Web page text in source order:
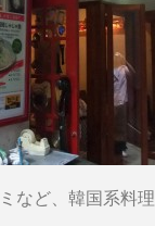
など、韓国系料